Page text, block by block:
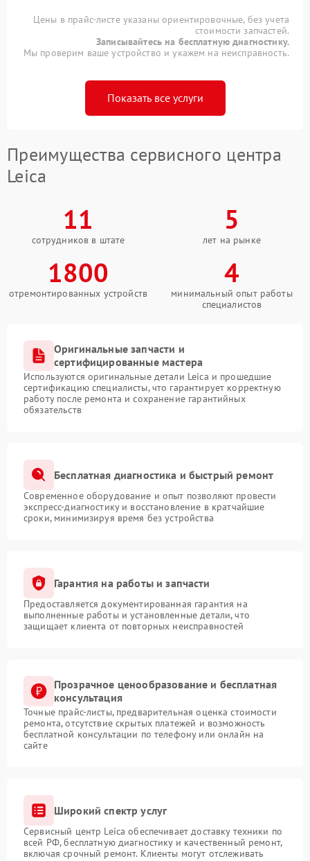
Цены в прайс-листе указаны ориентировочные, без учета
стоимости запчастей.
Записывайтесь на бесплатную диагностику.
Мы проверим ваше устройство и укажем на неисправность.
Показать все услуги
Преимущества сервисного центра
Leica
11
сотрудников в штате
5
лет на рынке
1800
отремонтированных устройств
4
минимальный опыт работы
специалистов
Оригинальные запчасти и
сертифицированные мастера
Используются оригинальные детали Leica и прошедшие
сертификацию специалисты, что гарантирует корректную
работу после ремонта и сохранение гарантийных
обязательств
Бесплатная диагностика и быстрый ремонт
Современное оборудование и опыт позволяют провести
экспресс-диагностику и восстановление в кратчайшие
сроки, минимизируя время без устройства
Гарантия на работы и запчасти
Предоставляется документированная гарантия на
выполненные работы и установленные детали, что
защищает клиента от повторных неисправностей
Прозрачное ценообразование и бесплатная
консультация
Точные прайс-листы, предварительная оценка стоимости
ремонта, отсутствие скрытых платежей и возможность
бесплатной консультации по телефону или онлайн на
сайте
Широкий спектр услуг
Сервисный центр Leica обеспечивает доставку техники по
всей РФ, бесплатную диагностику и качественный ремонт,
включая срочный ремонт. Клиенты могут отслеживать